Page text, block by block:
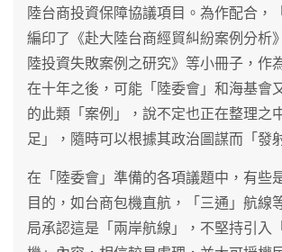
陸台商投資保障協議項目。為作配合，
編印了《赴大陸台商經貿糾紛案例分析
陸投資失敗案例之研究》等小冊子，作
在十年之後，可能「陸委會」和海基會
的此類「案例」，說不定也正在整理之
足」，隨時可以根據其政治圖謀而「發
在「陸委會」準備的各項議題中，有些
目的，如台商包機直航，「三通」航線
局承認這是「兩岸航線」，不堅持引入